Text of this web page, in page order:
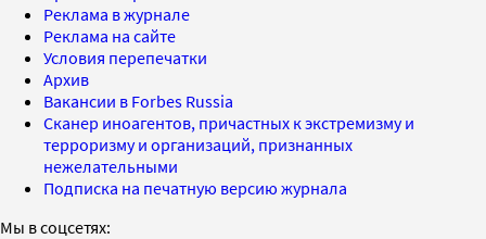
Реклама в журнале
Реклама на сайте
Условия перепечатки
Архив
Вакансии в Forbes Russia
Сканер иноагентов, причастных к экстремизму и
терроризму и организаций, признанных
нежелательными
Подписка на печатную версию журнала
Мы в соцсетях: